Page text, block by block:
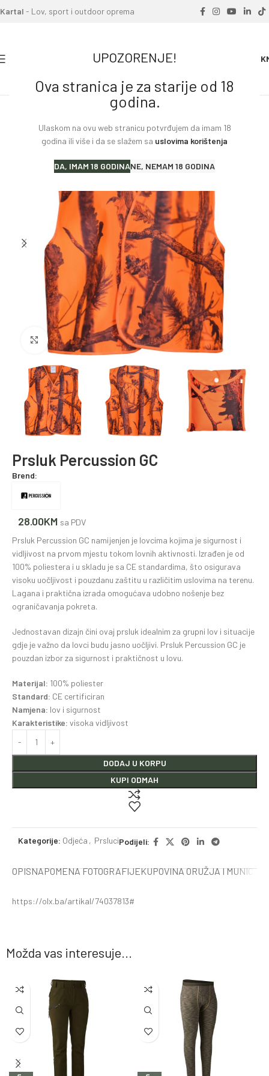
UPOZORENJE!
Ova stranica je za starije od 18
godina.
Ulaskom na ovu web stranicu potvrđujem da imam 18
godina ili više i da se slažem sa uslovima korištenja
DA, IMAM 18 GODINANE, NEMAM 18 GODINA
Kartal - Lov, sport i outdoor oprema
»Proizvodi »Prsluk Percussion GC
Povećajte fotografiju
Prsluk Percussion GC
Brend:
28.00KM sa PDV
Prsluk Percussion GC namijenjen je lovcima kojima je sigurnost i
vidljivost na prvom mjestu tokom lovnih aktivnosti. Izrađen je od
100% poliestera i u skladu je sa CE standardima, što osigurava
visoku uočljivost i pouzdanu zaštitu u različitim uslovima na terenu.
Lagana i praktična izrada omogućava udobno nošenje bez
ograničavanja pokreta.
Jednostavan dizajn čini ovaj prsluk idealnim za grupni lov i situacije
gdje je važno da lovci budu jasno uočljivi. Prsluk Percussion GC je
pouzdan izbor za sigurnost i praktičnost u lovu.
Materijal: 100% poliester
Standard: CE certificiran
Namjena: lov i sigurnost
Karakteristike: visoka vidljivost
DODAJ U KORPU
KUPI ODMAH
Kategorije: Odjeća , PrsluciPodijeli:
OPISNAPOMENA FOTOGRAFIJEKUPOVINA ORUŽJA I MUNICIJE
https://olx.ba/artikal/74037813#
Možda vas interesuje...